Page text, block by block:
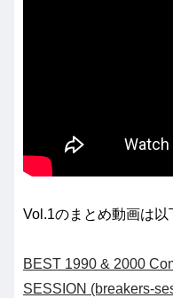
Vol.1のまとめ動画は以
BEST 1990 & 2000
SESSION (breakers-